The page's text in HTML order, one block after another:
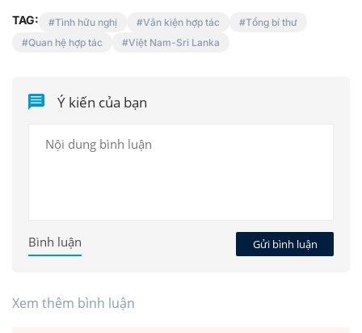
TAG: Tình hữu nghị Văn kiện hợp tác
Tổng bí thư
Quan hệ hợp tác
Việt Nam-Sri Lanka
Ý kiến của bạn
Gửi bình luận
Bình luận
Xem thêm bình luận